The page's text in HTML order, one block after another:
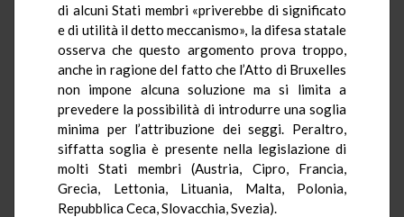
di alcuni Stati membri «priverebbe di significato
e di utilità il detto meccanismo», la difesa statale
osserva che questo argomento prova troppo,
anche in ragione del fatto che l’Atto di Bruxelles
non impone alcuna soluzione ma si limita a
prevedere la possibilità di introdurre una soglia
minima per l’attribuzione dei seggi. Peraltro,
siffatta soglia è presente nella legislazione di
molti Stati membri (Austria, Cipro, Francia,
Grecia, Lettonia, Lituania, Malta, Polonia,
Repubblica Ceca, Slovacchia, Svezia).